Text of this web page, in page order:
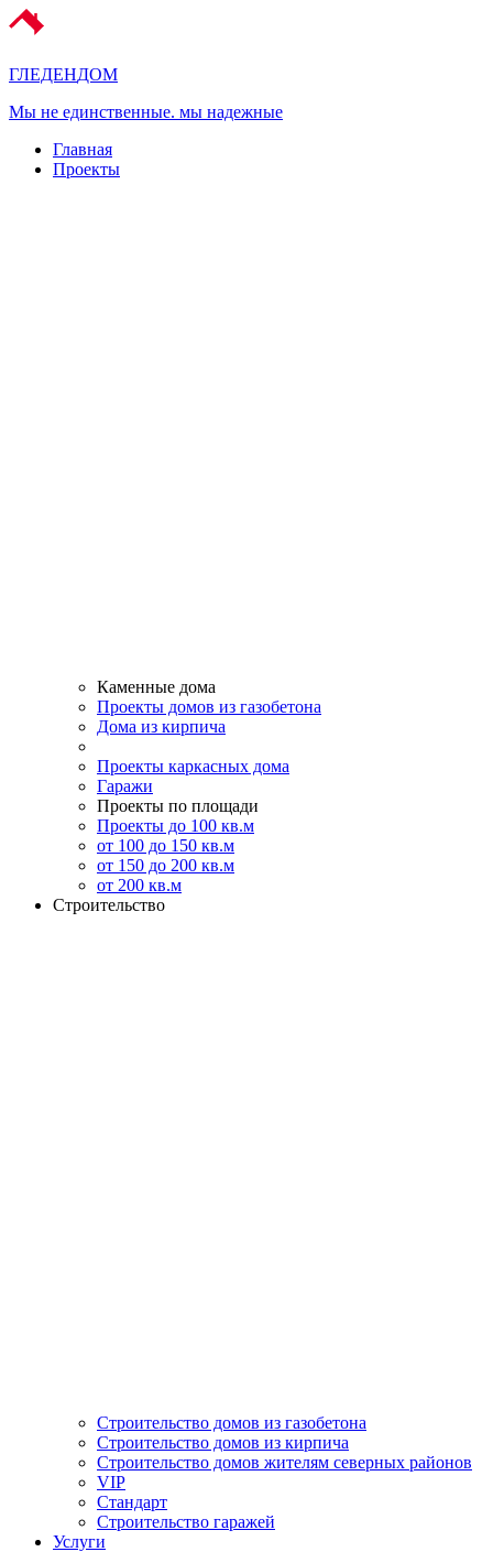
ГЛЕДЕНДОМ
Мы не единственные. мы надежные
Главная
Проекты
Каменные дома
Проекты домов из газобетона
Дома из кирпича
Проекты каркасных дома
Гаражи
Проекты по площади
Проекты до 100 кв.м
от 100 до 150 кв.м
от 150 до 200 кв.м
от 200 кв.м
Строительство
Строительство домов из газобетона
Строительство домов из кирпича
Строительство домов жителям северных районов
VIP
Стандарт
Строительство гаражей
Услуги